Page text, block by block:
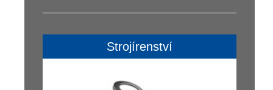
Strojírenství